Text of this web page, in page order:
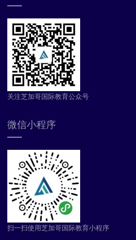
关注芝加哥国际教育公众号
微信小程序
扫一扫使用芝加哥国际教育小程序